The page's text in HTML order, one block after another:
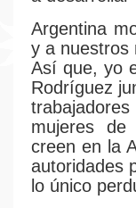
Argentina
y a nuestros
Así que, yo
Rodríguez
mujeres
creen en la
autoridades
lo único